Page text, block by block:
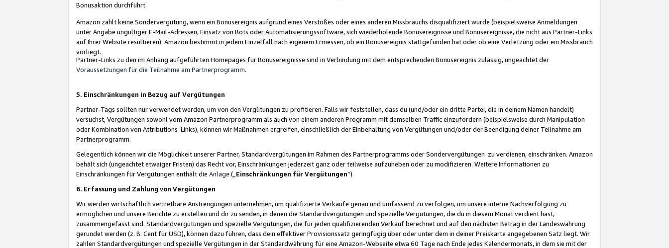
Bonusaktion durchführt.
Amazon zahlt keine Sondervergütung, wenn ein Bonusereignis aufgrund eines Verstoßes oder eines anderen Missbrauchs disqualifiziert wurde (beispielsweise Anmeldungen
unter Angabe ungültiger E-Mail-Adressen, Einsatz von Bots oder Automatisierungssoftware, sich wiederholende Bonusereignisse und Bonusereignisse, die nicht aus Partner-Links
auf Ihrer Website resultieren). Amazon bestimmt in jedem Einzelfall nach eigenem Ermessen, ob ein Bonusereignis stattgefunden hat oder ob eine Verletzung oder ein Missbrauch
vorliegt.
Partner-Links zu den im Anhang aufgeführten Homepages für Bonusereignisse sind in Verbindung mit dem entsprechenden Bonusereignis zulässig, ungeachtet der
Voraussetzungen für die Teilnahme am Partnerprogramm.
5. Einschränkungen in Bezug auf Vergütungen
Partner-Tags sollten nur verwendet werden, um von den Vergütungen zu profitieren. Falls wir feststellen, dass du (und/oder ein dritte Partei, die in deinem Namen handelt)
versuchst, Vergütungen sowohl vom Amazon Partnerprogramm als auch von einem anderen Programm mit demselben Traffic einzufordern (beispielsweise durch Manipulation
oder Kombination von Attributions-Links), können wir Maßnahmen ergreifen, einschließlich der Einbehaltung von Vergütungen und/oder der Beendigung deiner Teilnahme am
Partnerprogramm.
Gelegentlich können wir die Möglichkeit unserer Partner, Standardvergütungen im Rahmen des Partnerprogramms oder Sondervergütungen zu verdienen, einschränken. Amazon
behält sich (ungeachtet etwaiger Fristen) das Recht vor, Einschränkungen jederzeit ganz oder teilweise aufzuheben oder zu modifizieren. Weitere Informationen zu
Einschränkungen für Vergütungen enthält die Anlage („ Einschränkungen für Vergütungen“).
6. Erfassung und Zahlung von Vergütungen
Wir werden wirtschaftlich vertretbare Anstrengungen unternehmen, um qualifizierte Verkäufe genau und umfassend zu verfolgen, um unsere interne Nachverfolgung zu
ermöglichen und unsere Berichte zu erstellen und dir zu senden, in denen die Standardvergütungen und spezielle Vergütungen, die du in diesem Monat verdient hast,
zusammengefasst sind. Standardvergütungen und spezielle Vergütungen, die für jeden qualifizierenden Verkauf berechnet und auf den nächsten Betrag in der Landeswährung
gerundet werden (z. B. Cent für USD), können dazu führen, dass dein effektiver Provisionssatz geringfügig über oder unter dem in deiner Preiskarte angegebenen Satz liegt. Wir
zahlen Standardvergütungen und spezielle Vergütungen in der Standardwährung für eine Amazon-Webseite etwa 60 Tage nach Ende jedes Kalendermonats, in dem sie mit der